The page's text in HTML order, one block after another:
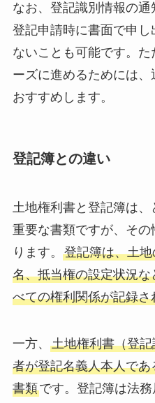
なお、登記識別情報の通
登記申請時に書面で申
ないことも可能です。
ーズに進めるためには
おすすめします。
登記簿との違い
土地権利書と登記簿は
重要な書類ですが、そ
ります。 登記簿は、土
名、抵当権の設定状況
べての権利関係が記録
一方、 土地権利書（登
者が登記名義人本人で
書類です。登記簿は法